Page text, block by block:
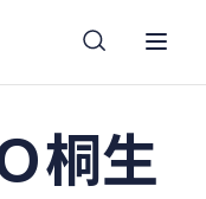
桐生